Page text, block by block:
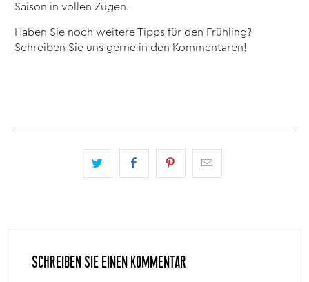
Saison in vollen Zügen.
Haben Sie noch weitere Tipps für den Frühling?
Schreiben Sie uns gerne in den Kommentaren!
SCHREIBEN SIE EINEN KOMMENTAR